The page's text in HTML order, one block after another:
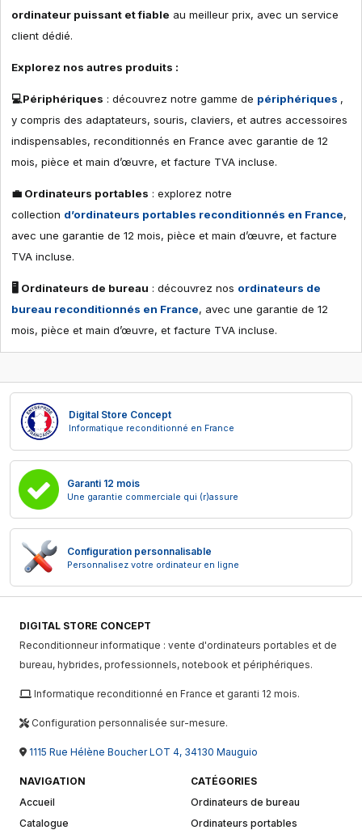
ordinateur puissant et fiable au meilleur prix, avec un service
client dédié.
Explorez nos autres produits :
💻Périphériques : découvrez notre gamme de périphériques ,
y compris des adaptateurs, souris, claviers, et autres accessoires
indispensables, reconditionnés en France avec garantie de 12
mois, pièce et main d’œuvre, et facture TVA incluse.
💼 Ordinateurs portables : explorez notre
collection d’ordinateurs portables reconditionnés en France,
avec une garantie de 12 mois, pièce et main d’œuvre, et facture
TVA incluse.
🖥 Ordinateurs de bureau : découvrez nos ordinateurs de
bureau reconditionnés en France, avec une garantie de 12
mois, pièce et main d’œuvre, et facture TVA incluse.
Digital Store Concept
Informatique reconditionné en France
Garanti 12 mois
Une garantie commerciale qui (r)assure
Configuration personnalisable
Personnalisez votre ordinateur en ligne
DIGITAL STORE CONCEPT
Reconditionneur informatique : vente d'ordinateurs portables et de
bureau, hybrides, professionnels, notebook et périphériques.
Informatique reconditionné en France et garanti 12 mois.
Configuration personnalisée sur-mesure.
1115 Rue Hélène Boucher LOT 4, 34130 Mauguio
NAVIGATION
Accueil
Catalogue
CATÉGORIES
Ordinateurs de bureau
Ordinateurs portables